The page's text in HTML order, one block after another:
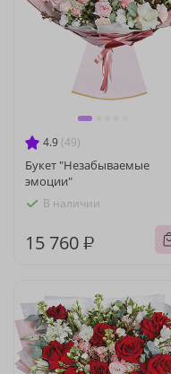
4.9 (49)
Букет "Незабываемые
эмоции"
В наличии
15 760 ₽